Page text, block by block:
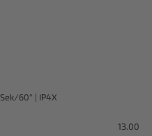
60° | IP4X
13.00